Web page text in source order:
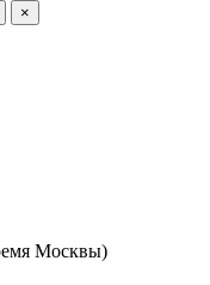
×
Москвы)